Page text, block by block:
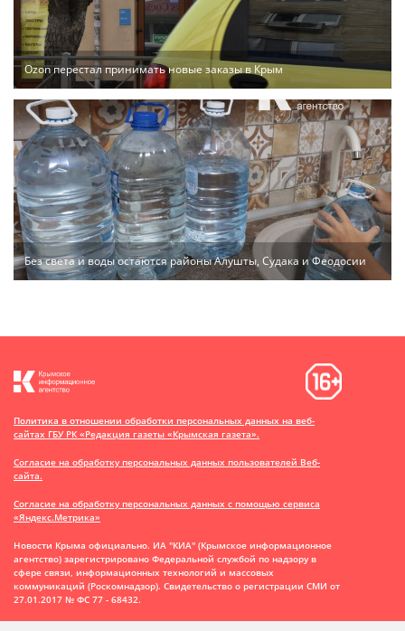
Ozon перестал принимать новые заказы в Крым
Без света и воды остаются районы Алушты, Судака и Феодосии
Политика в отношении обработки персональных данных на веб-
сайтах ГБУ РК «Редакция газеты «Крымская газета».
Согласие на обработку персональных данных пользователей Веб-
сайта.
Согласие на обработку персональных данных с помощью сервиса
«Яндекс.Метрика»
Новости Крыма официально. ИА "КИА" (Крымское информационное
агентство) зарегистрировано Федеральной службой по надзору в
сфере связи, информационных технологий и массовых
коммуникаций (Роскомнадзор). Свидетельство о регистрации СМИ от
27.01.2017 № ФС 77 - 68432.